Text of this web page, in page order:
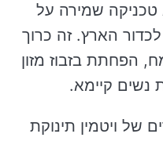
טכניקה שמירה על
לכדור הארץ. זה כרוך
הפחתת בזבוז מזון
נשים קיימא.
של ויטמין תינוקת